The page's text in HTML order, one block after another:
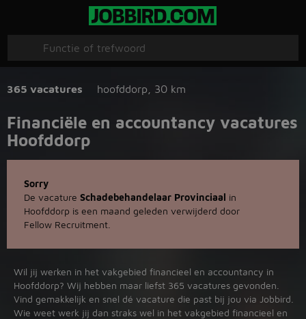
365 vacatures hoofddorp 30 km
Financiële en accountancy vacatures
Hoofddorp
Sorry
De vacature Schadebehandelaar Provinciaal in
Hoofddorp is een maand geleden verwijderd door
Fellow Recruitment.
Wil jij werken in het vakgebied financieel en accountancy in
Hoofddorp? Wij hebben maar liefst 365 vacatures gevonden.
Vind gemakkelijk en snel dé vacature die past bij jou via Jobbird.
Wie weet werk jij dan straks wel in het vakgebied financieel en